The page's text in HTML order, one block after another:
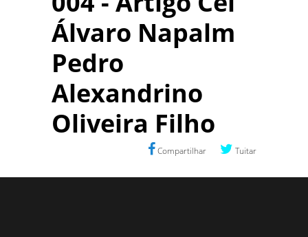
Álvaro Napalm
Pedro
Alexandrino
Oliveira Filho
Compartilhar Tuitar